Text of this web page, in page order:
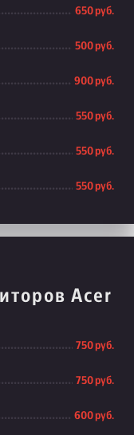
650 руб.
500 руб.
900 руб.
550 руб.
550 руб.
550 руб.
Acer
750 руб.
750 руб.
600 руб.